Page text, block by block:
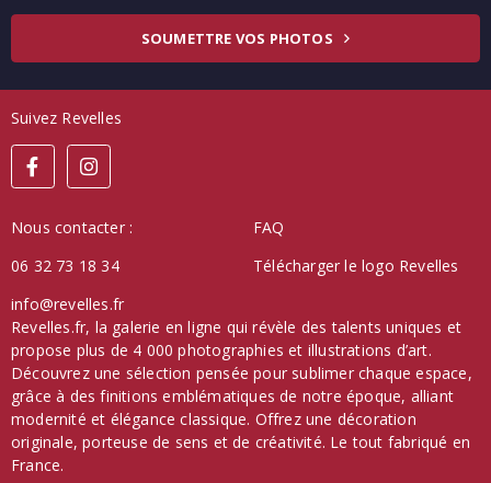
SOUMETTRE VOS PHOTOS
Suivez Revelles
Nous contacter :
06 32 73 18 34
info@revelles.fr
FAQ
Télécharger le logo Revelles
Revelles.fr, la galerie en ligne qui révèle des talents uniques et
propose plus de 4 000 photographies et illustrations d’art.
Découvrez une sélection pensée pour sublimer chaque espace,
grâce à des finitions emblématiques de notre époque, alliant
modernité et élégance classique. Offrez une décoration
originale, porteuse de sens et de créativité. Le tout fabriqué en
France.